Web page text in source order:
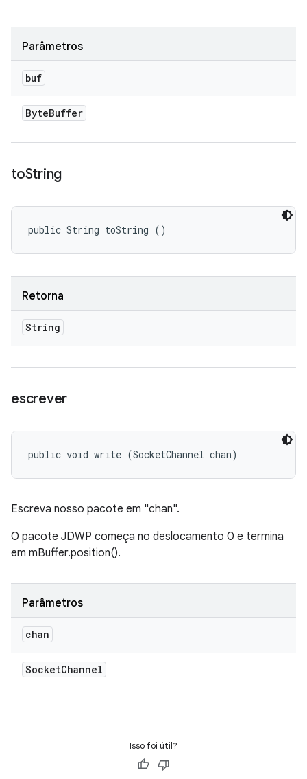
Parâmetros
buf
ByteBuffer
toString
public String toString ()
Retorna
String
escrever
public void write (SocketChannel chan)
Escreva nosso pacote em "chan".
O pacote JDWP começa no deslocamento 0 e termina
em mBuffer.position().
Parâmetros
chan
SocketChannel
Isso foi útil?